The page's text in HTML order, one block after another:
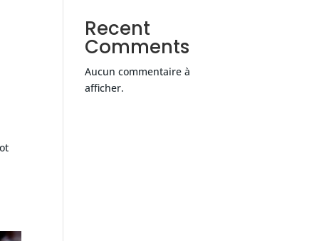
Recent
Comments
Aucun commentaire à
afficher.